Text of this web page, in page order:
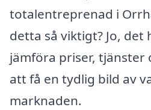
totalentreprenad i
detta så viktigt? Jo,
jämföra priser, tjänster
att få en tydlig bild av
marknaden.